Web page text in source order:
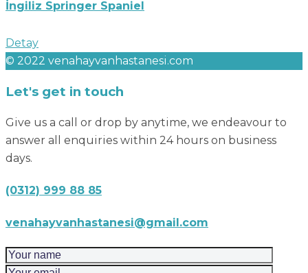
İngiliz Springer Spaniel
Detay
© 2022 venahayvanhastanesi.com
Let's get in touch
Give us a call or drop by anytime, we endeavour to
answer all enquiries within 24 hours on business
days.
(0312) 999 88 85
venahayvanhastanesi@gmail.com